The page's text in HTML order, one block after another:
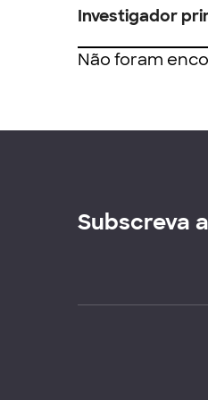
Investigador
Não foram
Subscreva